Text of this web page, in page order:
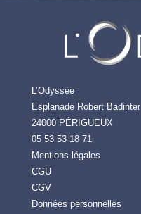
L’Odyssée
Esplanade Robert Badinter
24000 PÉRIGUEUX
05 53 53 18 71
Mentions légales
CGU
CGV
Données personnelles